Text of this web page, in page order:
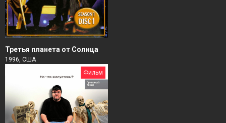
Третья планета от Солнца
1996, США
Фильм